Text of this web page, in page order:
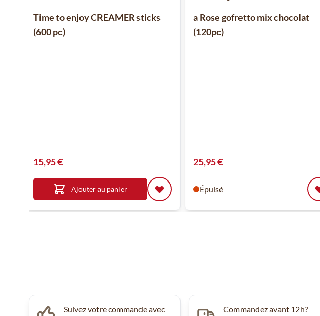
Time to enjoy CREAMER sticks
(600 pc)
15,95 €
Ajouter au panier
a Rose gofretto mix chocolat
(120pc)
25,95 €
Épuisé
Suivez votre commande avec
Commandez avant 12h?